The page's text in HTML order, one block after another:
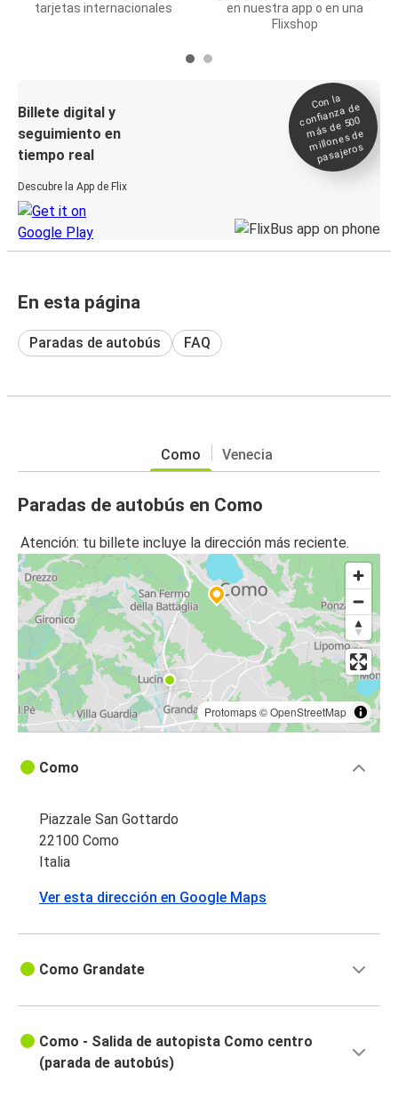
tarjetas internacionales
en nuestra app o en una
Flixshop
Billete digital y
seguimiento en
tiempo real
Descubre la App de Flix
Con la
confianza de
más de 500
millones de
pasajeros
En esta página
Paradas de autobús FAQ
Como Venecia
Paradas de autobús en Como
Atención: tu billete incluye la dirección más reciente.
Protomaps©OpenStreetMap
Como
Piazzale San Gottardo
22100 Como
Italia
Ver esta dirección en Google Maps
Como Grandate
Como - Salida de autopista Como centro
(parada de autobús)